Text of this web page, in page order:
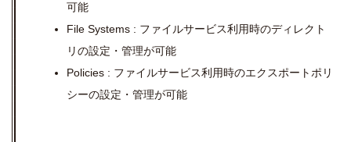
可能
File Systems : ファイルサービス利用時のディレクト
リの設定・管理が可能
Policies : ファイルサービス利用時のエクスポートポリ
シーの設定・管理が可能